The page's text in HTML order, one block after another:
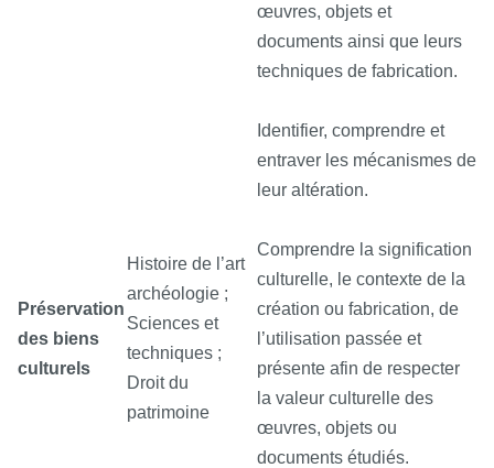
Préservation
des biens
culturels
Histoire de l’art
archéologie ;
Sciences et
techniques ;
Droit du
patrimoine
œuvres, objets et
documents ainsi que leurs
techniques de fabrication.
Identifier, comprendre et
entraver les mécanismes de
leur altération.
Comprendre la signification
culturelle, le contexte de la
création ou fabrication, de
l’utilisation passée et
présente afin de respecter
la valeur culturelle des
œuvres, objets ou
documents étudiés.